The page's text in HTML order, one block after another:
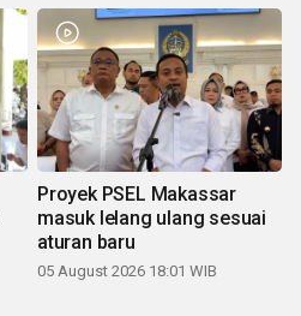
Proyek PSEL Makassar
masuk lelang ulang sesuai
aturan baru
05 August 2026 18:01 WIB